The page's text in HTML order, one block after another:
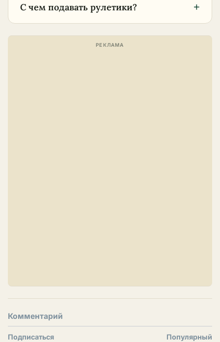
С чем подавать рулетики? +
Комментарий
Подписаться Популярный